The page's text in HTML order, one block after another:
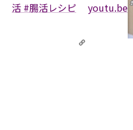
活 #腸活レシピ
youtu.be